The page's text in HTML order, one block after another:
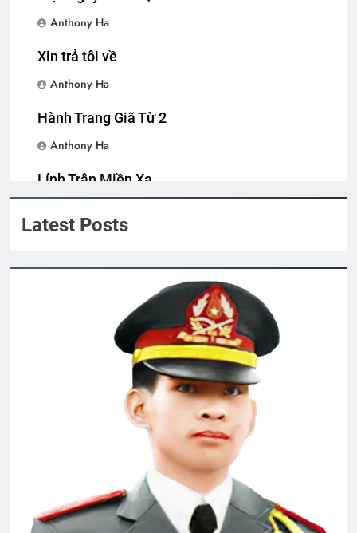
LỬA…LỬA…LỬA!!!
1 Year Ago
BÀI CA “GIÁO DỤC CÔNG DÂN” (Lỗ
Tấn)
3 Years Ago
YÊU KHÔNG DÁM NÓI
3 Years Ago
Quang Lập – Album nhạc lính
2 Years Ago
Anthony Ha
Xin trả tôi về
Anthony Ha
Hành Trang Giã Từ 2
Anthony Ha
Lính Trận Miền Xa
Latest Posts